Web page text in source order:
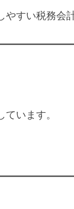
すい税務会
います。